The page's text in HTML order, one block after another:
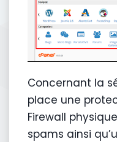
Concernant la
place une
Firewall
spams ainsi